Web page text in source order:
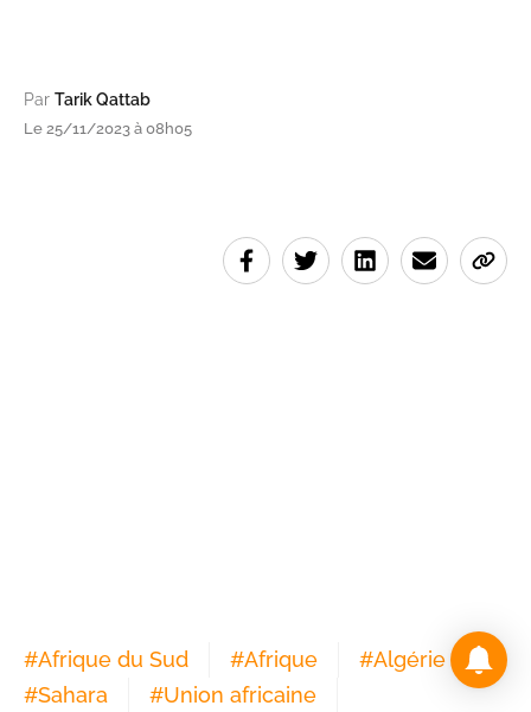
Par Tarik Qattab
Le 25/11/2023 à 08h05
#Afrique du Sud #Afrique #Algérie
#Sahara #Union africaine